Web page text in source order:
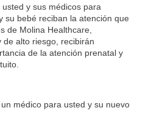
y sus médicos para
su bebé reciban la atención que
de Molina Healthcare,
de alto riesgo, recibirán
de la atención prenatal y
médico para usted y su nuevo